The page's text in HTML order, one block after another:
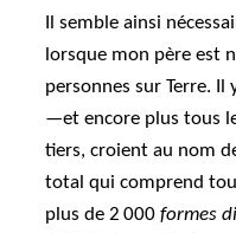
Il semble ainsi
lorsque mon père est
personnes sur Terre.
—et encore plus tous
tiers, croient au nom
total qui comprend
plus de 2 000formes